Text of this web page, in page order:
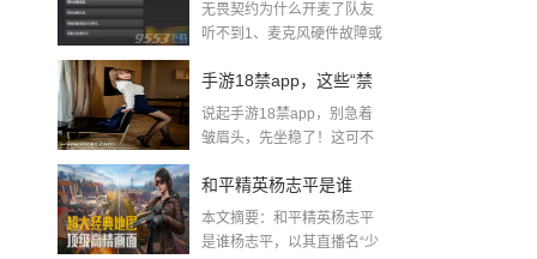
队友听不到(无畏契约听
无畏契约为什么开麦了队友
听不到1、麦克风硬件故障或
手游18禁app，这些“禁
区”你敢踏进去吗？
说起手游18禁app，别急着
皱眉头，先坐稳了！这可不
和平精英杨志平是谁
「男主播游戏和平精
本文摘要：和平精英杨志平
是谁杨志平，以其直播名“少